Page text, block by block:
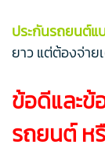
ประกันรถยนต์แ
ยาว แต่ต้องจ่า
ข้อดีแล
รถยนต์ ห